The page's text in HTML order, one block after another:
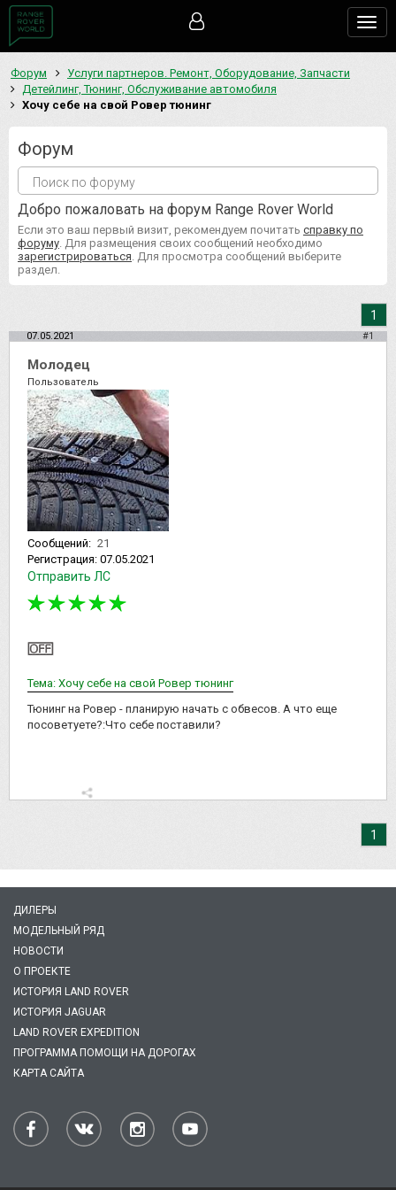
Форум
Услуги партнеров. Ремонт, Оборудование, Запчасти
Детейлинг, Тюнинг, Обслуживание автомобиля
Хочу себе на свой Ровер тюнинг
Форум
Добро пожаловать на форум Range Rover World
Если это ваш первый визит, рекомендуем почитать справку по
форуму . Для размещения своих сообщений необходимо
зарегистрироваться . Для просмотра сообщений выберите
раздел.
1
07.05.2021 #1
Молодец
Пользователь
Сообщений: 21
Регистрация: 07.05.2021
Отправить ЛС
Тема: Хочу себе на свой Ровер тюнинг
Тюнинг на Ровер - планирую начать с обвесов. А что еще
посоветуете?:Что себе поставили?
1
ДИЛЕРЫ
МОДЕЛЬНЫЙ РЯД
НОВОСТИ
О ПРОЕКТЕ
ИСТОРИЯ LAND ROVER
ИСТОРИЯ JAGUAR
LAND ROVER EXPEDITION
ПРОГРАММА ПОМОЩИ НА ДОРОГАХ
КАРТА САЙТА